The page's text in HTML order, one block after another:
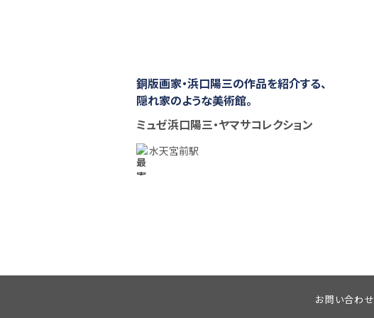
銅版画家・浜口陽三の作品を紹介する、
隠れ家のような美術館。
ミュゼ浜口陽三・ヤマサコレクション
水天宮前駅
お問い合わせ